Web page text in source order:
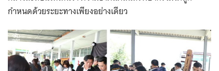
กำหนดด้วยระยะทางเพียงอย่างเดียว